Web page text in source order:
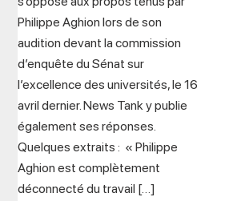
Philippe Aghion lors de son
audition devant la commission
d’enquête du Sénat sur
l’excellence des universités, le 16
avril dernier. News Tank y publie
également ses réponses.
Quelques extraits : « Philippe
Aghion est complètement
déconnecté du travail […]